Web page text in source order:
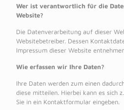
Wer ist verantwortlich für die
Website?
Die Datenverarbeitung auf dieser
Websitebetreiber. Dessen
Impressum dieser Website
Wie erfassen wir Ihre Daten?
Ihre Daten werden zum einen
diese mitteilen. Hierbei kann es sich
Sie in ein Kontaktformular eingeben.